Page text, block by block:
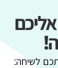
לשיחה: